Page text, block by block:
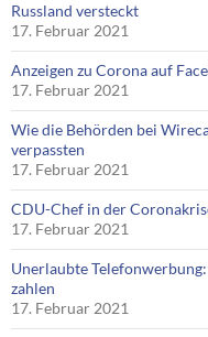
Russland versteckt
17. Februar 2021
Anzeigen zu Corona auf
17. Februar 2021
Wie die Behörden bei
verpassten
17. Februar 2021
CDU-Chef in der
17. Februar 2021
Unerlaubte
zahlen
17. Februar 2021